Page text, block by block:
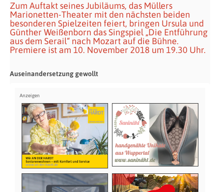
Zum Auftakt seines Jubiläums, das Müllers
Marionetten-Theater mit den nächsten beiden
besonderen Spielzeiten feiert, bringen Ursula und
Günther Weißenborn das Singspiel „Die Entführung
aus dem Serail“ nach Mozart auf die Bühne.
Premiere ist am 10. November 2018 um 19.30 Uhr.
Auseinandersetzung gewollt